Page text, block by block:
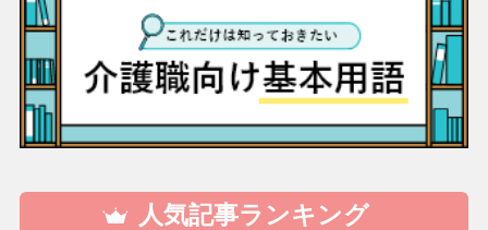
人気記事ランキング